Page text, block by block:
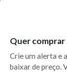
Quer comprar
Crie um alerta e
baixar de preço.